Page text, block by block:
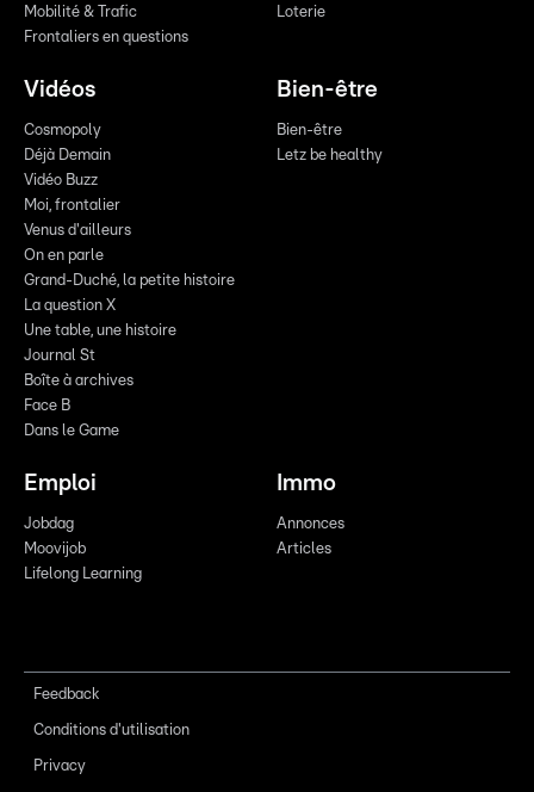
Mobilité & Trafic
Frontaliers en questions
Loterie
Vidéos
Cosmopoly
Déjà Demain
Vidéo Buzz
Moi, frontalier
Venus d'ailleurs
On en parle
Grand-Duché, la petite histoire
La question X
Une table, une histoire
Journal St
Boîte à archives
Face B
Dans le Game
Bien-être
Bien-être
Letz be healthy
Emploi
Jobdag
Moovijob
Lifelong Learning
Immo
Annonces
Articles
Feedback
Conditions d'utilisation
Privacy